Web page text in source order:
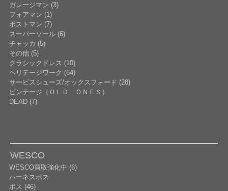
ガレージマン (3)
フォアマン (1)
ポストマン (7)
スーパーソール (6)
チャッカ (5)
その他 (5)
クラシックドレス (10)
ヘリテージワーク (64)
サービスシューズ/オックスフォード (28)
ビンテージ（ＯＬＤ ＯＮＥＳ）
DEAD (7)
WESCO
WESCO買取強化中 (6)
ハーネスボス
ボス (46)